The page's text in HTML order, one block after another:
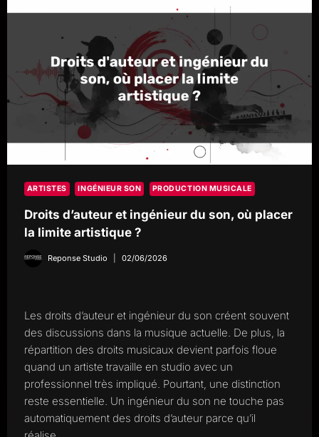
ARTISTES INGÉNIEUR SON PRODUCTION MUSICALE
Droits d’auteur et ingénieur du son, où placer
la limite artistique ?
Reponse Studio 02/06/2026
Les droits d’auteur et ingénieur du son créent souvent
des discussions dans la musique actuelle. De plus, la
répartition des droits musicaux devient parfois floue
quand un artiste travaille en studio avec un
professionnel très impliqué. Pourtant, une distinction
reste essentielle. Un ingénieur du son ne touche pas
automatiquement des droits d’auteur parce qu’il